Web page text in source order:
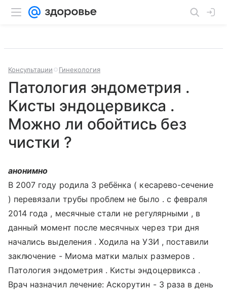
Консультации Гинекология
Патология эндометрия .
Кисты эндоцервикса .
Можно ли обойтись без
чистки ?
анонимно
В 2007 году родила 3 ребёнка ( кесарево-сечение
) перевязали трубы проблем не было . с февраля
2014 года , месячные стали не регулярными , в
данный момент после месячных через три дня
начались выделения . Ходила на УЗИ , поставили
заключение - Миома матки малых размеров .
Патология эндометрия . Кисты эндоцервикса .
Врач назначил лечение: Аскорутин - 3 раза в день